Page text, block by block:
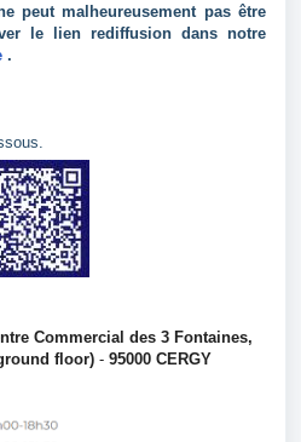
peut malheureusement pas être
le lien rediffusion dans notre
.
Commercial des 3 Fontaines,
floor)- 95000 CERGY